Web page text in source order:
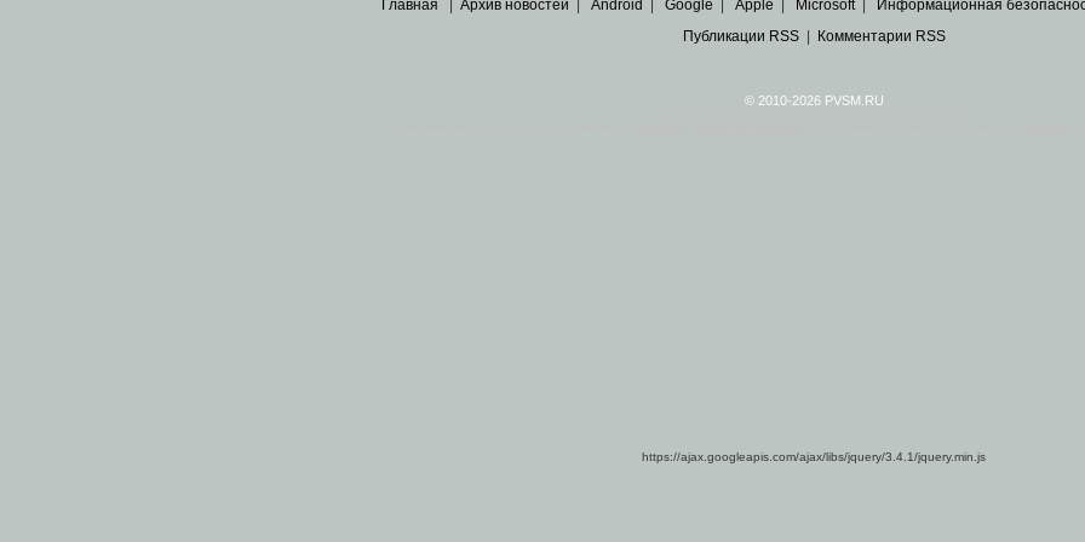
Главная Архив новостей Android Google Apple Microsoft| Информационная
Публикации RSS| Комментарии RSS
© 2010-2026 PVSM.RU
https://ajax.googleapis.com/ajax/libs/jquery/3.4.1/jquery.min.js